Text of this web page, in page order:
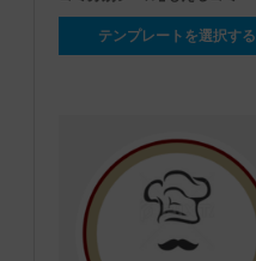
テンプレートを選択する